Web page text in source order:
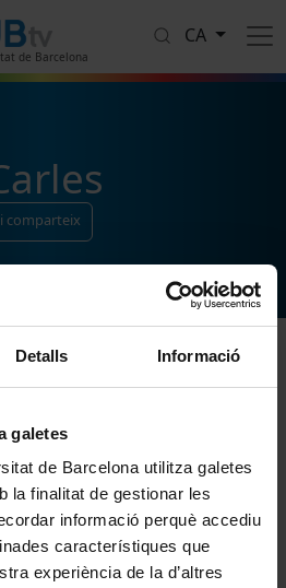
Detalls Informació
galetes
de Barcelona utilitza galetes
la finalitat de gestionar les
informació perquè accediu
característiques que
experiència de la d’altres
de Barcelona
CA
comparteix